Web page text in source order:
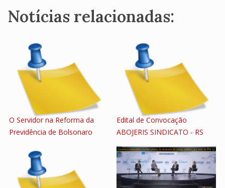
Notícias relacionadas:
O Servidor na Reforma da
Previdência de Bolsonaro
Edital de Convocação
ABOJERIS SINDICATO - RS